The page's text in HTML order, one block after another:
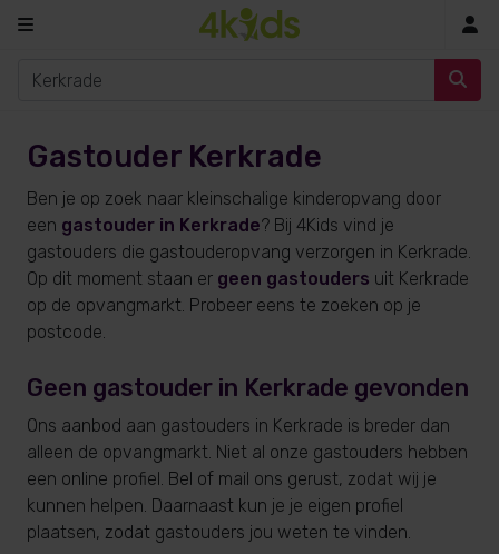
Gastouder Kerkrade
Ben je op zoek naar kleinschalige kinderopvang door
een gastouder in Kerkrade? Bij 4Kids vind je
gastouders die gastouderopvang verzorgen in Kerkrade.
Op dit moment staan er geen gastouders uit Kerkrade
op de opvangmarkt. Probeer eens te zoeken op je
postcode.
Geen gastouder in Kerkrade gevonden
Ons aanbod aan gastouders in Kerkrade is breder dan
alleen de opvangmarkt. Niet al onze gastouders hebben
een online profiel. Bel of mail ons gerust, zodat wij je
kunnen helpen. Daarnaast kun je je eigen profiel
plaatsen, zodat gastouders jou weten te vinden.